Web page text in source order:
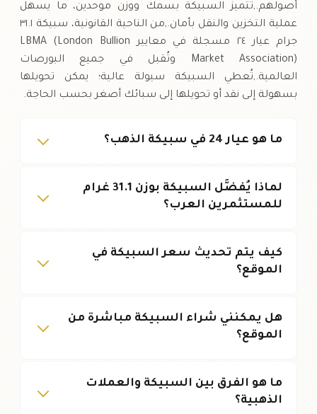
أصولهم.,تتميز السبيكة بسمك ووزن موحدين، ما يسهل
عملية التخزين والنقل بأمان.,من الناحية القانونية، سبيكة ٣١.١
جرام عيار ٢٤ مسجلة في معايير LBMA (London Bullion
Market Association) وتُقبل في جميع البورصات
العالمية.,تُعطي السبيكة سيولة عالية؛ يمكن تحويلها
بسهولة إلى نقد أو تحويلها إلى سبائك أصغر بحسب الحاجة.
ما هو عيار 24 في سبيكة الذهب؟
لماذا يُفضَّل السبيكة بوزن 31.1 غرام
للمستثمرين العرب؟
كيف يتم تحديث سعر السبيكة في
الموقع؟
هل يمكنني شراء السبيكة مباشرة من
الموقع؟
ما هو الفرق بين السبيكة والعملات
الذهبية؟